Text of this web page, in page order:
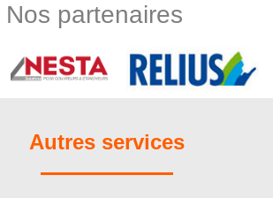
exécution de tous les travaux. Si vous
nos clients
afin que le résultat soit à la hauteur
Nos partenaires
Autres services